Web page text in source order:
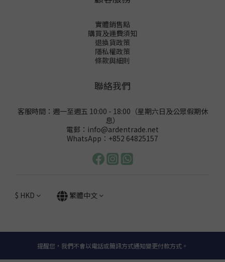
實體銷售點
購買及運費須知
退換貨政策
隱私權政策
條款與細則
聯絡我們
客服時間：週一至週五 10:00 - 18:00（星期六日及公眾假期休
息）
電郵：info@ardentrade.net
WhatsApp：+852 64825157
$ HKD 繁體中文
提醒您，我們不會以電話或簡訊方式通知變更付款方式。